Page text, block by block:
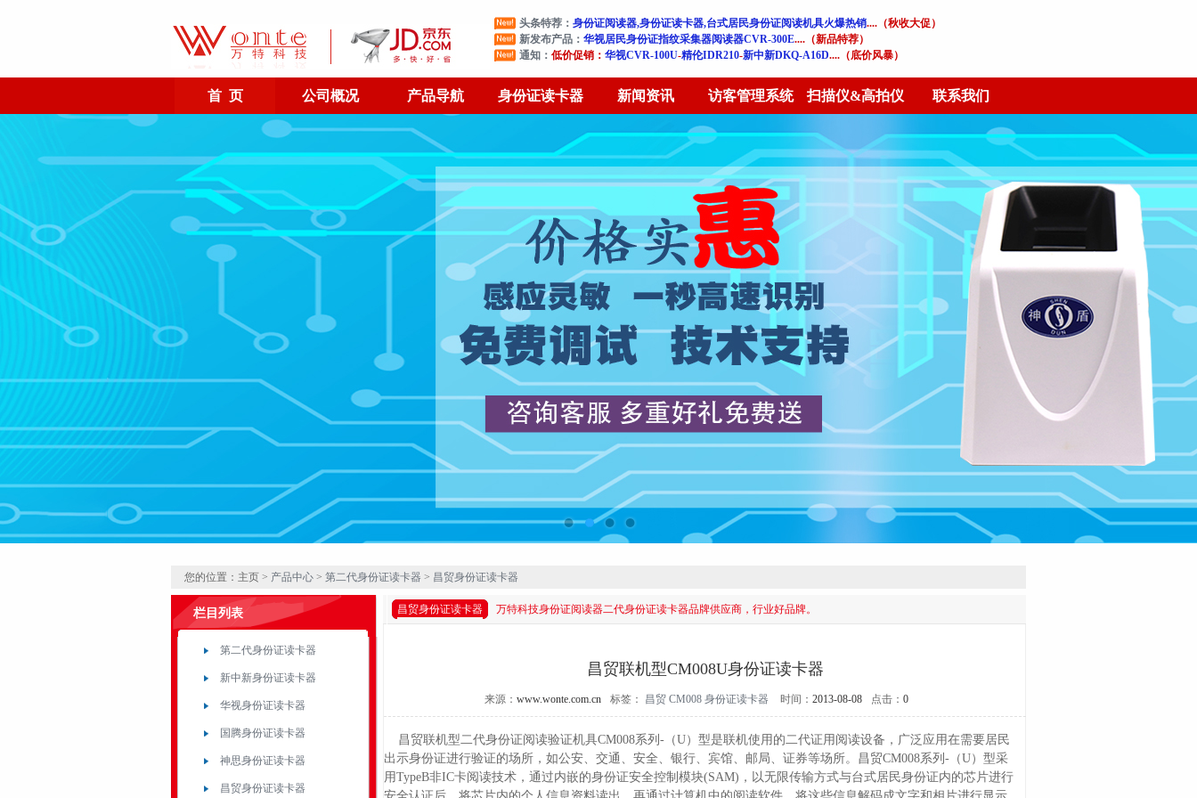
头条特荐： 身份证阅读器,身份证读卡器,台式居民身份证阅读机具火爆热销....（秋收大促）
新发布产品： 华视居民身份证指纹采集器阅读器CVR-300E....（新品特荐）
通知： 低价促销： 华视CVR-100U-精伦IDR210-新中新DKQ-A16D....（底价风暴）
首 页 公司概况 产品导航 身份证读卡器 新闻资讯 访客管理系统 扫描仪&高拍仪 联系我们
您的位置：主页 > 产品中心 > 第二代身份证读卡器 > 昌贸身份证读卡器
栏目列表
第二代身份证读卡器
新中新身份证读卡器
华视身份证读卡器
国腾身份证读卡器
神思身份证读卡器
昌贸身份证读卡器
昌贸身份证读卡器 万特科技身份证阅读器二代身份证读卡器品牌供应商，行业好品牌。
昌贸联机型CM008U身份证读卡器
来源： www.wonte.com.cn 标签： 昌贸 CM008 身份证读卡器 时间： 2013-08-08 点击： 0
昌贸联机型二代身份证阅读验证机具CM008系列-（U）型是联机使用的二代证用阅读设备，广泛应用在需要居民
出示身份证进行验证的场所，如公安、交通、安全、银行、宾馆、邮局、证券等场所。昌贸CM008系列-（U）型采
用TypeB非IC卡阅读技术，通过内嵌的身份证安全控制模块(SAM)，以无限传输方式与台式居民身份证内的芯片进行